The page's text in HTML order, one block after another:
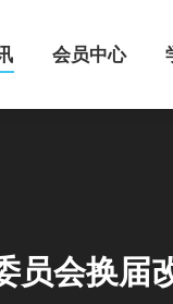
会员中心
员会换届